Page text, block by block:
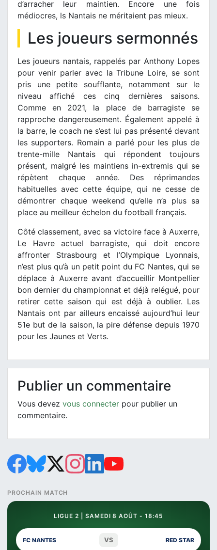
d’arracher leur maintien. Encore une fois
médiocres, ls Nantais ne méritaient pas mieux.
Les joueurs sermonnés
Les joueurs nantais, rappelés par Anthony Lopes
pour venir parler avec la Tribune Loire, se sont
pris une petite soufflante, notamment sur le
niveau affiché ces cinq dernières saisons.
Comme en 2021, la place de barragiste se
rapproche dangereusement. Également appelé à
la barre, le coach ne s’est lui pas présenté devant
les supporters. Romain a parlé pour les plus de
trente-mille Nantais qui répondent toujours
présent, malgré les maintiens in-extremis qui se
répètent chaque année. Des réprimandes
habituelles avec cette équipe, qui ne cesse de
démontrer chaque weekend qu’elle n’a plus sa
place au meilleur échelon du football français.
Côté classement, avec sa victoire face à Auxerre,
Le Havre actuel barragiste, qui doit encore
affronter Strasbourg et l’Olympique Lyonnais,
n’est plus qu’à un petit point du FC Nantes, qui se
déplace à Auxerre avant d’accueillir Montpellier
bon dernier du championnat et déjà relégué, pour
retirer cette saison qui est déjà à oublier. Les
Nantais ont par ailleurs encaissé aujourd’hui leur
51e but de la saison, la pire défense depuis 1970
pour les Jaunes et Verts.
Publier un commentaire
Vous devez vous connecter pour publier un
commentaire.
PROCHAIN MATCH
LIGUE 2 | SAMEDI 8 AOÛT - 18:45
FC NANTES VS RED STAR